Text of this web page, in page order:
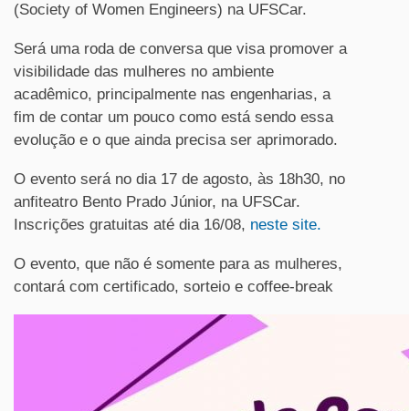
(Society of Women Engineers) na UFSCar.
Será uma roda de conversa que visa promover a
visibilidade das mulheres no ambiente
acadêmico, principalmente nas engenharias, a
fim de contar um pouco como está sendo essa
evolução e o que ainda precisa ser aprimorado.
O evento será no dia 17 de agosto, às 18h30, no
anfiteatro Bento Prado Júnior, na UFSCar.
Inscrições gratuitas até dia 16/08, neste site.
O evento, que não é somente para as mulheres,
contará com certificado, sorteio e coffee-break